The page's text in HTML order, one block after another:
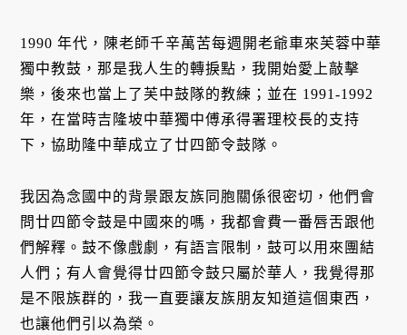
1990 年代，陳老師千辛萬苦每週開老爺車來芙蓉中華
獨中教鼓，那是我人生的轉捩點，我開始愛上敲擊
樂，後來也當上了芙中鼓隊的教練；並在 1991-1992
年，在當時吉隆坡中華獨中傅承得署理校長的支持
下，協助隆中華成立了廿四節令鼓隊。
我因為念國中的背景跟友族同胞關係很密切，他們會
問廿四節令鼓是中國來的嗎，我都會費一番唇舌跟他
們解釋。鼓不像戲劇，有語言限制，鼓可以用來團結
人們；有人會覺得廿四節令鼓只屬於華人，我覺得那
是不限族群的，我一直要讓友族朋友知道這個東西，
也讓他們引以為榮。